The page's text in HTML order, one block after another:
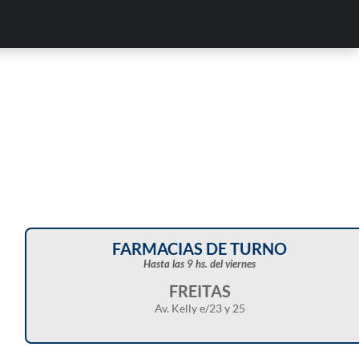
FARMACIAS DE TURNO
Hasta las 9 hs. del viernes
FREITAS
Av. Kelly e/23 y 25